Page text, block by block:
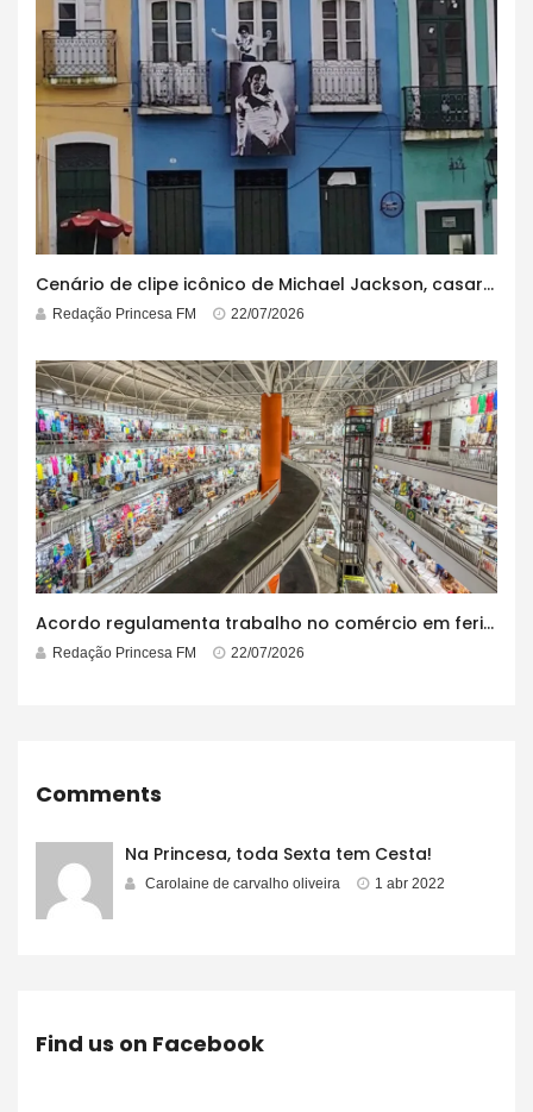
Cenário de clipe icônico de Michael Jackson, casarão azul no centro do Pelourinho enfrenta ordem de desocupação
Redação Princesa FM 22/07/2026
Acordo regulamenta trabalho no comércio em feriados
Redação Princesa FM 22/07/2026
Comments
Na Princesa, toda Sexta tem Cesta!
Carolaine de carvalho oliveira 1 abr 2022
Find us on Facebook